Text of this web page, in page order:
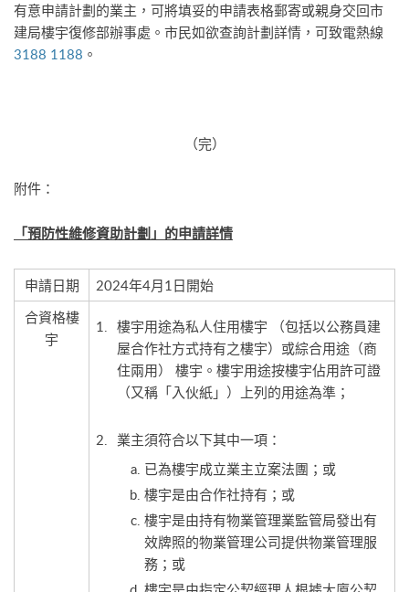
有意申請計劃的業主，可將填妥的申請表格郵寄或親身交回市
建局樓宇復修部辦事處。市民如欲查詢計劃詳情，可致電熱線
3188 1188 。
（完）
附件：
「預防性維修資助計劃」的申請詳情
申請日期
2024年4月1日開始
合資格樓
宇
樓宇用途為私人住用樓宇 （包括以公務員建
屋合作社方式持有之樓宇）或綜合用途（商
住兩用） 樓宇。樓宇用途按樓宇佔用許可證
（又稱「入伙紙」）上列的用途為準；
業主須符合以下其中一項：
已為樓宇成立業主立案法團；或
樓宇是由合作社持有；或
樓宇是由持有物業管理業監管局發出有
效牌照的物業管理公司提供物業管理服
務；或